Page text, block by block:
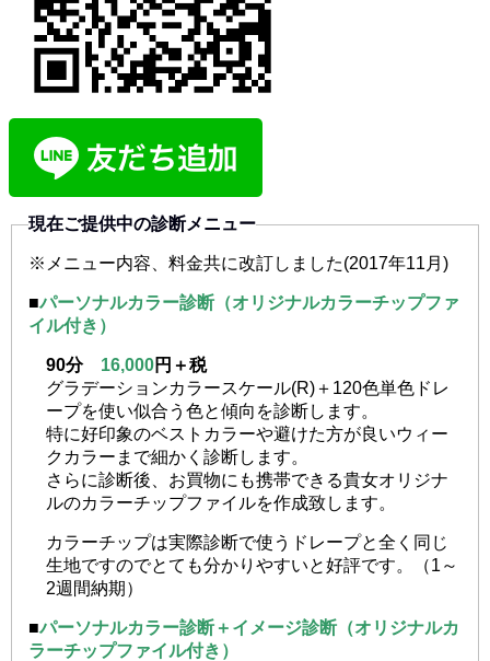
現在ご提供中の診断メニュー
※メニュー内容、料金共に改訂しました(2017年11月)
■パーソナルカラー診断（オリジナルカラーチップファ
イル付き）
90分 16,000円＋税
グラデーションカラースケール(R)＋120色単色ドレ
ープを使い似合う色と傾向を診断します。
特に好印象のベストカラーや避けた方が良いウィー
クカラーまで細かく診断します。
さらに診断後、お買物にも携帯できる貴女オリジナ
ルのカラーチップファイルを作成致します。
カラーチップは実際診断で使うドレープと全く同じ
生地ですのでとても分かりやすいと好評です。（1～
2週間納期）
■パーソナルカラー診断＋イメージ診断（オリジナルカ
ラーチップファイル付き）